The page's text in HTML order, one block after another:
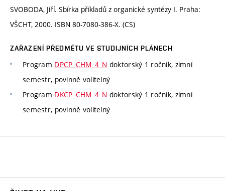
SVOBODA, Jiří. Sbírka příkladů z organické syntézy I. Praha:
VŠCHT, 2000. ISBN 80-7080-386-X. (CS)
ZAŘAZENÍ PŘEDMĚTU VE STUDIJNÍCH PLÁNECH
Program DPCP_CHM_4_N doktorský 1 ročník, zimní
semestr, povinně volitelný
Program DKCP_CHM_4_N doktorský 1 ročník, zimní
semestr, povinně volitelný